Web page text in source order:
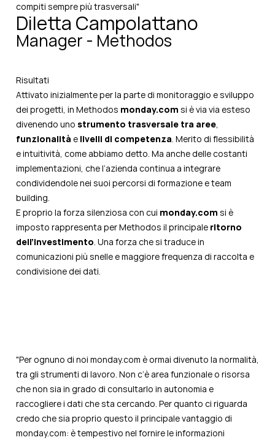
compiti sempre più trasversali"
Diletta Campolattano
Manager - Methodos
Risultati
Attivato inizialmente per la parte di monitoraggio e sviluppo
dei progetti, in Methodos monday.com si è via via esteso
divenendo uno strumento trasversale tra aree,
funzionalità e livelli di competenza. Merito di flessibilità
e intuitività, come abbiamo detto. Ma anche delle costanti
implementazioni, che l’azienda continua a integrare
condividendole nei suoi percorsi di formazione e team
building.
E proprio la forza silenziosa con cui monday.com si è
imposto rappresenta per Methodos il principale ritorno
dell’investimento. Una forza che si traduce in
comunicazioni più snelle e maggiore frequenza di raccolta e
condivisione dei dati.
"Per ognuno di noi monday.com è ormai divenuto la normalità,
tra gli strumenti di lavoro. Non c’è area funzionale o risorsa
che non sia in grado di consultarlo in autonomia e
raccogliere i dati che sta cercando. Per quanto ci riguarda
credo che sia proprio questo il principale vantaggio di
monday.com: è tempestivo nel fornire le informazioni